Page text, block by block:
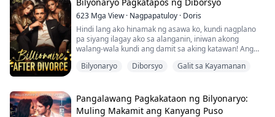
Matapos akong ipadala sa kulungan ng tatlong taon
dahil sa kanya,...
623 Mga View· Nagpapatuloy · Doris
Hindi lang ako hinamak ng asawa ko, kundi nagplano
pa siyang ilagay ako sa alanganin, iniwan akong
walang-wala kundi ang damit sa aking katawan! Ang
na tumutulong sa kanya sa loob ng tatlong taon.
bilyong dolyar! Nang malaman niya ang katotohanan,
p...
Bilyonaryo Diborsyo Galit sa Kayamanan
Pangalawang Pagkakataon ng Bilyonaryo:
Muling Makamit ang Kanyang Puso